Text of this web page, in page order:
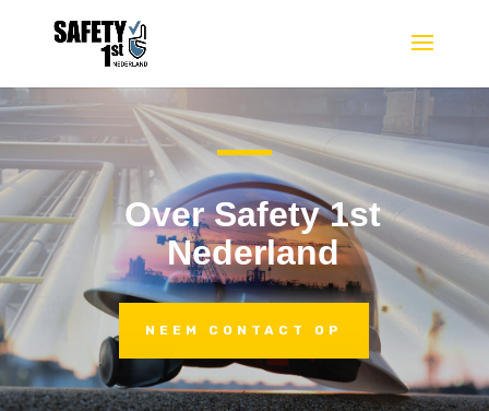
Over Safety 1st
Nederland
NEEM CONTACT OP